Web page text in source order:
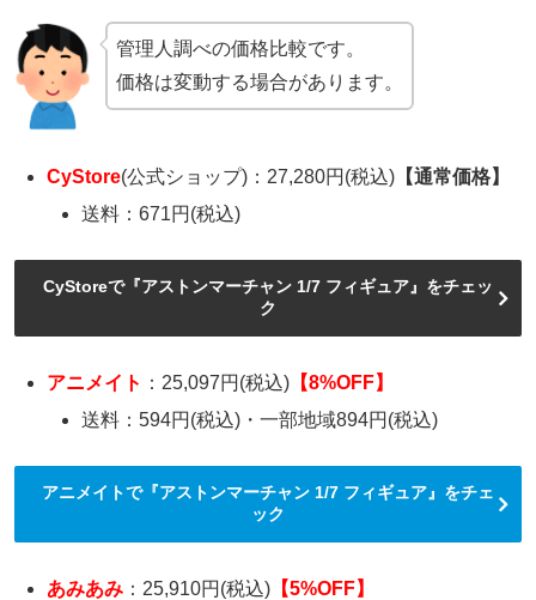
管理人調べの価格比較です。
価格は変動する場合があります。
CyStore(公式ショップ)：27,280円(税込) 【通常価格】
送料：671円(税込)
CyStoreで『アストンマーチャン 1/7 フィギュア』をチェッ
ク
アニメイト ：25,097円(税込) 【8%OFF】
送料：594円(税込)・一部地域894円(税込)
アニメイトで『アストンマーチャン 1/7 フィギュア』をチェ
ック
あみあみ ：25,910円(税込) 【5%OFF】